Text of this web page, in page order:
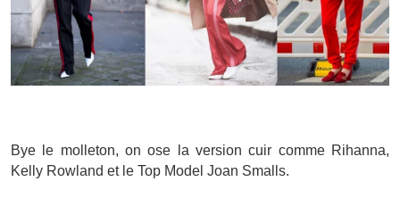
Bye le molleton, on ose la version cuir comme Rihanna,
Kelly Rowland et le Top Model Joan Smalls.